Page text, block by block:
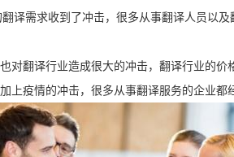
译需求收到了冲击，很多从事翻译人员以
对翻译行业造成很大的冲击，翻译行业的
上疫情的冲击，很多从事翻译服务的企业都